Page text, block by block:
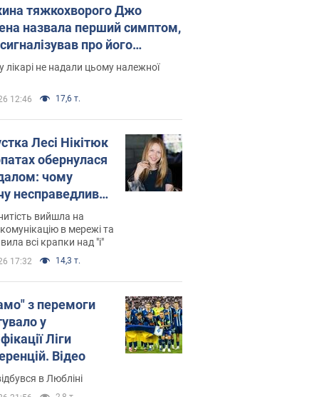
тяжкохворого Джо
назвала перший симптом,
про його
рак
лікарі не надали цьому належної
12:46 17,6 т.
Лесі Нікітюк
обернулася
чому
несправедливо
вийшла на
в мережі та
всі крапки над "і"
17:32 14,3 т.
з перемоги
у
Ліги
Відео
в Любліні